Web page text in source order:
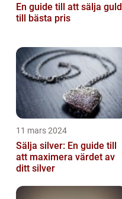
En guide till att sälja guld
till bästa pris
11 mars 2024
Sälja silver: En guide till
att maximera värdet av
ditt silver